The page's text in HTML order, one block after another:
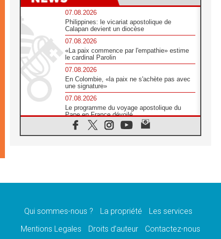
07.08.2026
Philippines: le vicariat apostolique de
Calapan devient un diocèse
07.08.2026
«La paix commence par l'empathie» estime
le cardinal Parolin
07.08.2026
En Colombie, «la paix ne s'achète pas avec
une signature»
07.08.2026
Le programme du voyage apostolique du
Pape en France dévoilé
07.08.2026
1ère Conférence continentale sur l'éducation
07.08.2026
07.08.2026
lancement des «dix jours de prière pour la
Qui sommes-nous ? La propriété
Les services
Mentions Legales
Droits d’auteur Contactez-nous